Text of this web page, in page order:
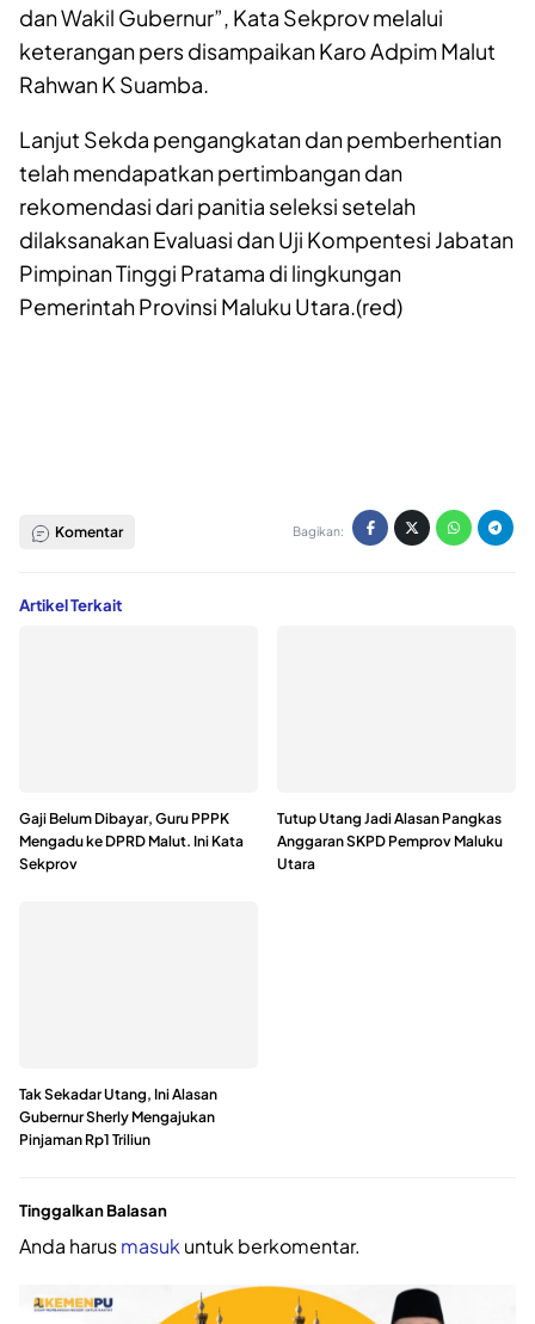
dan Wakil Gubernur”, Kata Sekprov melalui
keterangan pers disampaikan Karo Adpim Malut
Rahwan K Suamba.
Lanjut Sekda pengangkatan dan pemberhentian
telah mendapatkan pertimbangan dan
rekomendasi dari panitia seleksi setelah
dilaksanakan Evaluasi dan Uji Kompentesi Jabatan
Pimpinan Tinggi Pratama di lingkungan
Pemerintah Provinsi Maluku Utara.(red)
Komentar Bagikan:
Artikel Terkait
Gaji Belum Dibayar, Guru PPPK
Mengadu ke DPRD Malut. Ini Kata
Sekprov
Tutup Utang Jadi Alasan Pangkas
Anggaran SKPD Pemprov Maluku
Utara
Tak Sekadar Utang, Ini Alasan
Gubernur Sherly Mengajukan
Pinjaman Rp1 Triliun
Tinggalkan Balasan
Anda harusmasuk untuk berkomentar.